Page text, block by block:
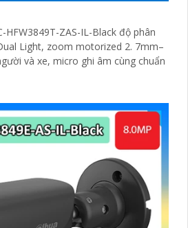
HFW3849T-ZAS-IL-Black độ phân
Light, zoom motorized 2. 7mm–
và xe, micro ghi âm cùng chuẩn